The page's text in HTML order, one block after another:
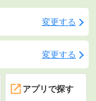
変更する
変更する
アプリで探す